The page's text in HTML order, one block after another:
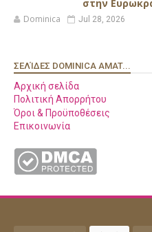
στην
Dominica Jul 28, 2026
ΣΕΛΊΔΕΣ DOMINICA AMAT...
Αρχική σελίδα
Πολιτική Απορρήτου
Όροι & Προϋποθέσεις
Επικοινωνία